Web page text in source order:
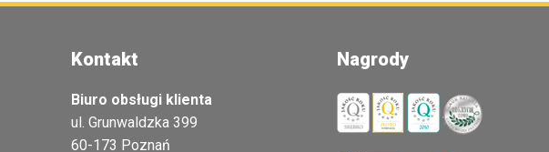
Kontakt
Biuro obsługi klienta
ul. Grunwaldzka 399
60-173 Poznań
Nagrody